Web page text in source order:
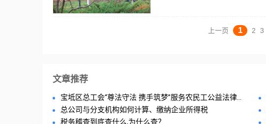
上一页 1 2 3
文章推荐
宝坻区总工会“尊法守法 携手筑梦”服务农民工公益法律...
总公司与分支机构如何计算、缴纳企业所得税
税务稽查到底查什么,为什么查？